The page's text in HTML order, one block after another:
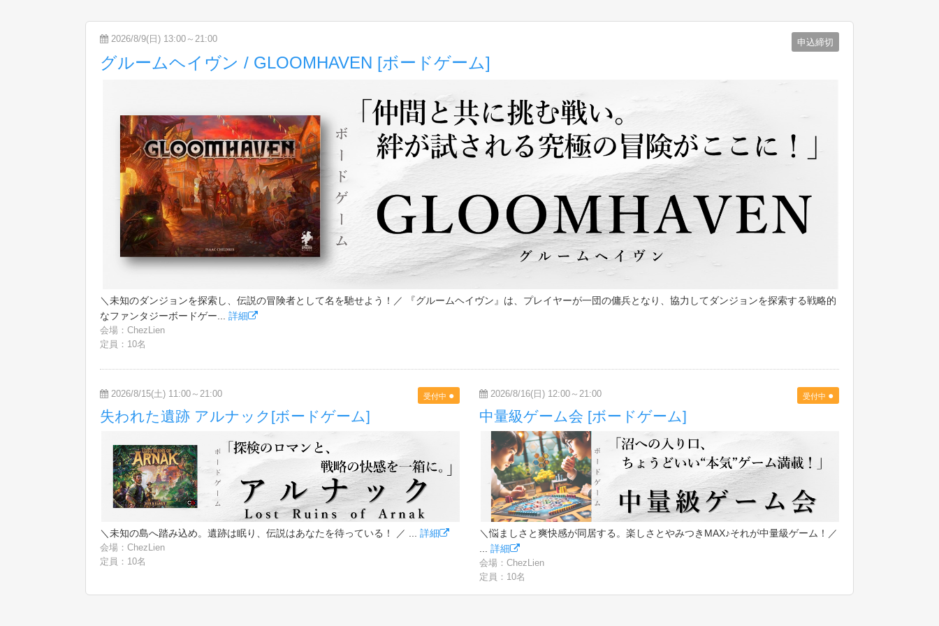
申込締切
2026/8/9(日) 13:00～21:00
グルームヘイヴン / GLOOMHAVEN [ボードゲーム]
＼未知のダンジョンを探索し、伝説の冒険者として名を馳せよう！／ 『グルームヘイヴン』は、プレイヤーが一団の傭兵となり、協力してダンジョンを探索する戦略的
なファンタジーボードゲー... 詳細
会場：ChezLien
定員：10名
受付中 ●
2026/8/15(土) 11:00～21:00
失われた遺跡 アルナック[ボードゲーム]
＼未知の島へ踏み込め。遺跡は眠り、伝説はあなたを待っている！ ／ ... 詳細
会場：ChezLien
定員：10名
受付中 ●
2026/8/16(日) 12:00～21:00
中量級ゲーム会 [ボードゲーム]
＼悩ましさと爽快感が同居する。楽しさとやみつきMAX♪それが中量級ゲーム！／
詳細
会場：ChezLien
定員：10名